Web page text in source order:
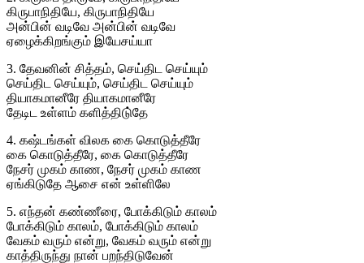
கிருபாநிதியே, கிருபாநிதியே
அன்பின் வடிவே அன்பின் வடிவே
ஏழைக்கிறங்கும் இயேசய்யா
3. தேவனின் சித்தம், செய்திட செய்யும்
செய்திட செய்யும், செய்திட செய்யும்
தியாகமானீரே தியாகமானீரே
தேடிட உள்ளம் களித்திடு்தே
4. கஷ்டங்கள் விலக கை கொடுத்தீரே
கை கொடுத்தீரே, கை கொடுத்தீரே
நேசர் முகம் காண, நேசர் முகம் காண
ஏங்கிடுதே ஆசை என் உள்ளிலே
5. எந்தன் கண்ணீரை, போக்கிடும் காலம்
போக்கிடும் காலம், போக்கிடும் காலம்
வேகம் வரும் என்று, வேகம் வரும் என்று
காத்திருந்து நான் பறந்திடுவேன்